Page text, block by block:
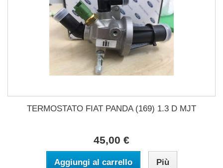
TERMOSTATO FIAT PANDA (169) 1.3 D MJT
45,00 €
Aggiungi al carrello Più